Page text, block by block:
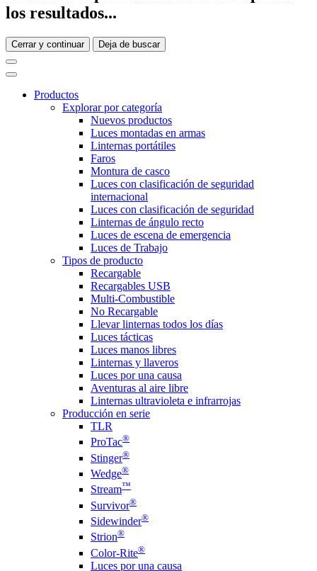
los resultados...
Cerrar y continuar Deja de buscar
Productos
Explorar por categoría
Nuevos productos
Luces montadas en armas
Linternas portátiles
Faros
Montura de casco
Luces con clasificación de seguridad
internacional
Luces con clasificación de seguridad
Linternas de ángulo recto
Luces de escena de emergencia
Luces de Trabajo
Tipos de producto
Recargable
Recargables USB
Multi-Combustible
No Recargable
Llevar linternas todos los días
Luces tácticas
Luces manos libres
Linternas y llaveros
Luces por una causa
Aventuras al aire libre
Linternas ultravioleta e infrarrojas
Producción en serie
TLR
ProTac®
Stinger®
Wedge®
Stream™
Survivor®
Sidewinder®
Strion®
Color-Rite®
Luces por una causa